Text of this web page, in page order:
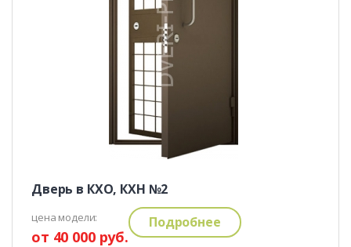
Дверь в КХО, КХН №2
цена модели:
от 40 000 руб.
Подробнее